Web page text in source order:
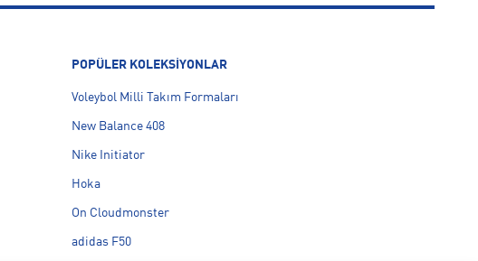
POPÜLER KOLEKSİYONLAR
Voleybol Milli Takım Formaları
New Balance 408
Nike Initiator
Hoka
On Cloudmonster
adidas F50